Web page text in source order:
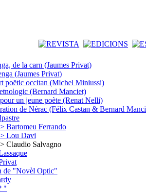
de la carn (Jaumes Privat)
(Jaumes Privat)
poëtic occitan (Michel Miniussi)
(Bernard Manciet)
un jeune poète (Renat Nelli)
de Nérac (Félix Castan & Bernard
Bartomeu Ferrando
Lou Davi
Claudio Salvagno
de "Novèl Optic"
"